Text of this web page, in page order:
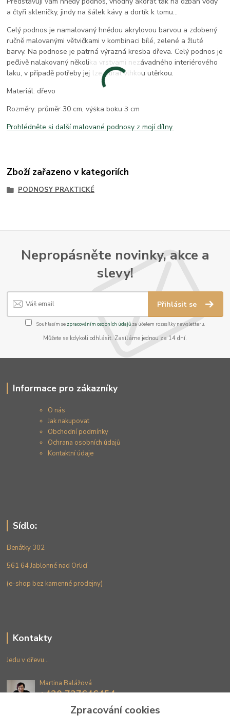
a čtyři skleničky, jindy na šálek kávy a dortík k tomu...
Celý podnos je namalovaný hnědou akrylovou barvou a zdobený
ručně malovanými větvičkami v kombinaci bílé, zelené a žluté
barvy. Na podnose je patrná výrazná kresba dřeva. Celý podnos je
pečlivě nalakovaný několika vrstvami nezávadného interiérového
laku, v případě potřeby jej lze otírat vlhkou utěrkou.
Materiál: dřevo
Rozměry: průměr 30 cm, výška boku 3 cm
Prohlédněte si další malované podnosy z mojí dílny.
Zboží zařazeno v kategoriích
PODNOSY PRAKTICKÉ
Nepropásněte novinky, akce a
slevy!
Přihlásit se
Souhlasím se zpracováním osobních údajůza účelem rozesílky newsletteru.
Můžete se kdykoli odhlásit. Zasíláme jednou za 14 dní.
Informace pro zákazníky
O nás
Jak nakupovat
Obchodní podmínky
Ochrana osobních údajů
Kontaktní údaje
Sídlo:
Benátky 302
561 64 Jablonné nad Orlicí
(e-shop bez kamenné prodejny)
Kontakty
Jedu v dřevu...
Martina Balážová
+420 737646454
(Po-Pá 9-15 hod.)Zpracování cookies